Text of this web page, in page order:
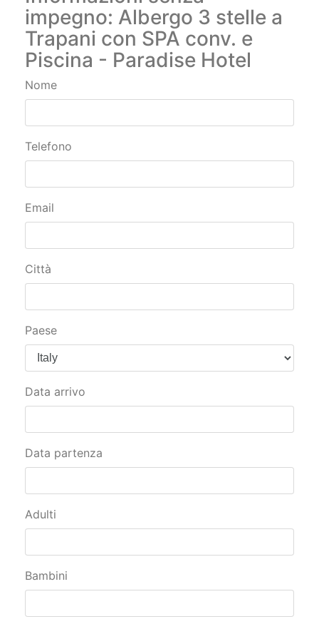
impegno: Albergo 3 stelle a
Trapani con SPA conv. e
Piscina - Paradise Hotel
Nome
Telefono
Email
Città
Paese
Data arrivo
Data partenza
Adulti
Bambini